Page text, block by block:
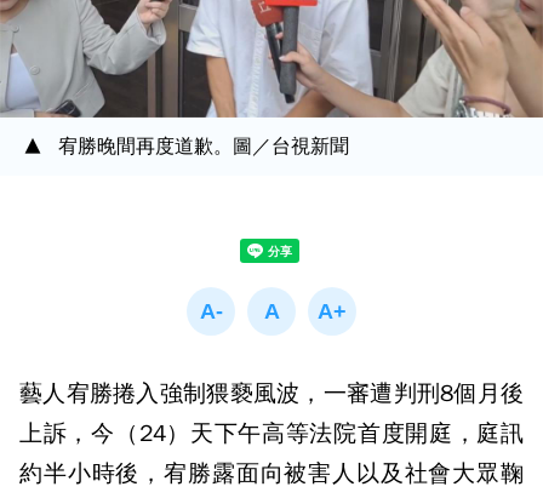
宥勝晚間再度道歉。圖／台視新聞
藝人宥勝捲入強制猥褻風波，一審遭判刑8個月後
上訴，今（24）天下午高等法院首度開庭，庭訊
約半小時後，宥勝露面向被害人以及社會大眾鞠